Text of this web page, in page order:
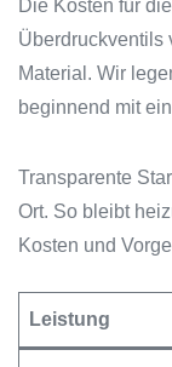
Die Kosten für
Überdruckventils
Material. Wir
beginnend mit
Transparente
Ort. So bleibt
Kosten und
Leistung